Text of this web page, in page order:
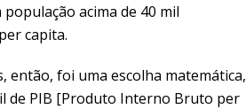
acima de 40 mil
capita.
então, foi uma escolha matemática,
de PIB [Produto Interno Bruto per